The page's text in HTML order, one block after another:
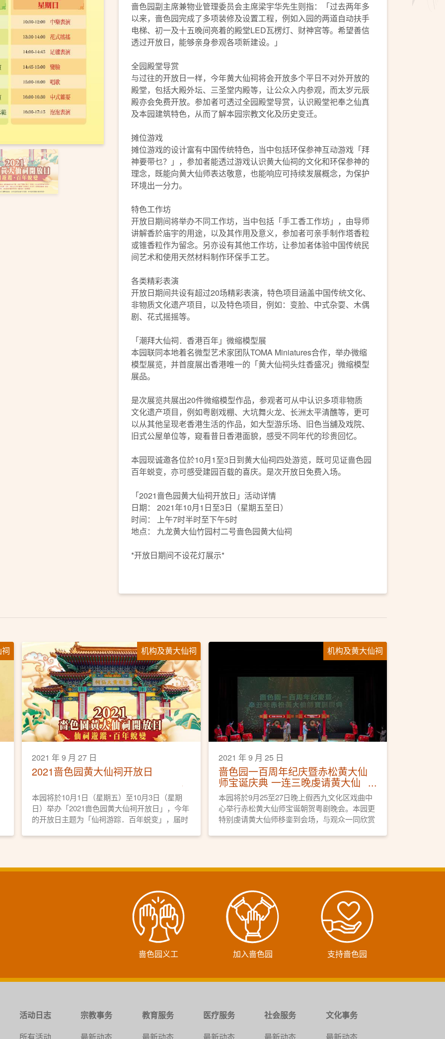
啬色园副主席兼物业管理委员会主席梁宇华先生则指：「过去两年多
以来，啬色园完成了多项装修及设置工程，例如入园的两道自动扶手
电梯、初一及十五晚间亮着的殿堂LED瓦楞灯、财神宫等。希望善信
透过开放日，能够亲身参观各项新建设。」
全园殿堂导赏
与过往的开放日一样，今年黄大仙祠将会开放多个平日不对外开放的
殿堂，包括大殿外坛、三圣堂内殿等，让公众入内参观，而太岁元辰
殿亦会免费开放。参加者可透过全园殿堂导赏，认识殿堂祀奉之仙真
及本园建筑特色，从而了解本园宗教文化及历史变迁。
摊位游戏
摊位游戏的设计富有中国传统特色，当中包括环保参神互动游戏「拜
神要带乜？」，参加者能透过游戏认识黄大仙祠的文化和环保参神的
理念，既能向黄大仙师表达敬意，也能响应可持续发展概念，为保护
环境出一分力。
特色工作坊
开放日期间将举办不同工作坊，当中包括「手工香工作坊」，由导师
讲解香於庙宇的用途，以及其作用及意义，参加者可亲手制作塔香粒
或锥香粒作为留念。另亦设有其他工作坊，让参加者体验中国传统民
间艺术和使用天然材料制作环保手工艺。
各类精彩表演
开放日期间共设有超过20场精彩表演，特色项目涵盖中国传统文化、
非物质文化遗产项目，以及特色项目，例如：变脸、中式杂耍、木偶
剧、花式摇摇等。
「潮拜大仙祠．香港百年」微缩模型展
本园联同本地着名微型艺术家团队TOMA Miniatures合作，举办微缩
模型展览，并首度展出香港唯一的「黄大仙祠头炷香盛况」微缩模型
展品。
是次展览共展出20件微缩模型作品，参观者可从中认识多项非物质
文化遗产项目，例如粤剧戏棚、大坑舞火龙、长洲太平清醮等，更可
以从其他呈现老香港生活的作品，如大型游乐场、旧色当舖及戏院、
旧式公屋单位等，窥看昔日香港面貌，感受不同年代的珍贵回忆。
本园现诚邀各位於10月1至3日到黄大仙祠四处游览，既可见证啬色园
百年蜕变，亦可感受建园百载的喜庆。是次开放日免费入场。
「2021啬色园黄大仙祠开放日」活动详情
日期： 2021年10月1日至3日（星期五至日）
时间： 上午7时半时至下午5时
地点： 九龙黄大仙竹园村二号啬色园黄大仙祠
*开放日期间不设花灯展示*
机构及黄大仙祠
2021 年 9 月 27 日
2021啬色园黄大仙祠开放日
本园将於10月1日（星期五）至10月3日（星期
日）举办「2021啬色园黄大仙祠开放日」，今年
的开放日主题为「仙祠游踪．百年蜕变」，届时
机构及黄大仙祠
2021 年 9 月 25 日
啬色园一百周年纪庆暨赤松黄大仙
师宝诞庆典 一连三晚虔请黄大仙
师与众共赏神功戏
本园将於9月25至27日晚上假西九文化区戏曲中
心举行赤松黄大仙师宝诞朝贺粤剧晚会。本园更
特别虔请黄大仙师移銮到会场，与观众一同欣赏
啬色园义工 加入啬色园 支持啬色园
活动日志
所有活动
宗教事务
最新动态
教育服务
最新动态
医疗服务
最新动态
社会服务
最新动态
文化事务
最新动态